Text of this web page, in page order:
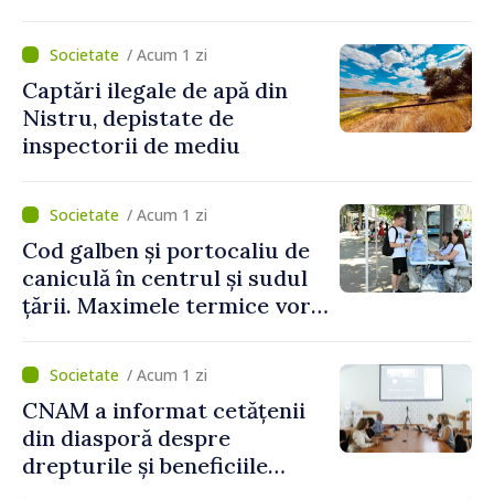
și a polițiștilor de frontieră
/ Acum 1 zi
Captări ilegale de apă din
Nistru, depistate de
inspectorii de mediu
/ Acum 1 zi
Cod galben și portocaliu de
caniculă în centrul și sudul
țării. Maximele termice vor
/ Acum 1 zi
CNAM a informat cetățenii
din diasporă despre
drepturile și beneficiile